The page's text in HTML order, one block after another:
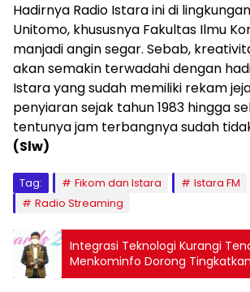
Hadirnya Radio Istara ini di
Unitomo, khususnya Fakultas Ilmu
manjadi angin segar. Sebab,
akan semakin terwadahi dengan
Istara yang sudah memiliki rekam
penyiaran sejak tahun 1983 hingga
tentunya jam terbangnya sudah
(Slw)
Tag: Fikom dan Istara
Istara FM
Radio Streaming
Integrasi Teknologi Kurangi
Menkominfo Dorong Tingkatkan
Keterampilan Digital